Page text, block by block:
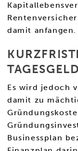
damit anfangen.
Es wird jedoch
damit zu
Businessplan